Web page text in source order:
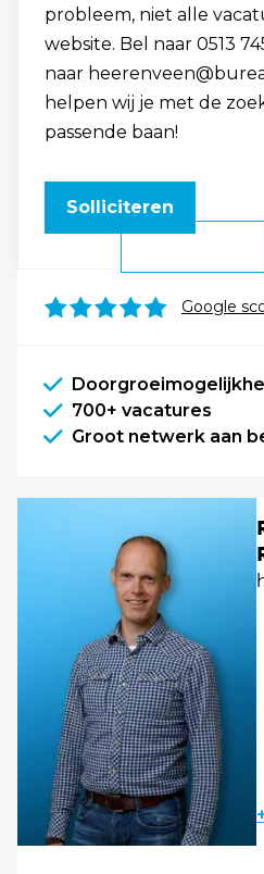
probleem, niet alle
website. Bel naar 0513
naar
helpen wij je met de
passende baan!
Solliciteren
Google
700+ vacatures
Groot netwerk aan